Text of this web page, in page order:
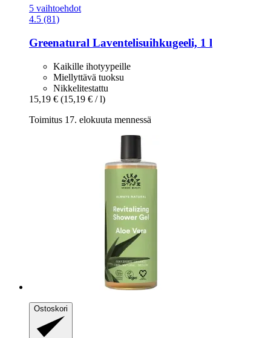
5 vaihtoehdot
4.5 (81)
Greenatural Laventelisuihkugeeli, 1 l
Kaikille ihotyypeille
Miellyttävä tuoksu
Nikkelitestattu
15,19 € (15,19 € / l)
Toimitus 17. elokuuta mennessä
Ostoskori